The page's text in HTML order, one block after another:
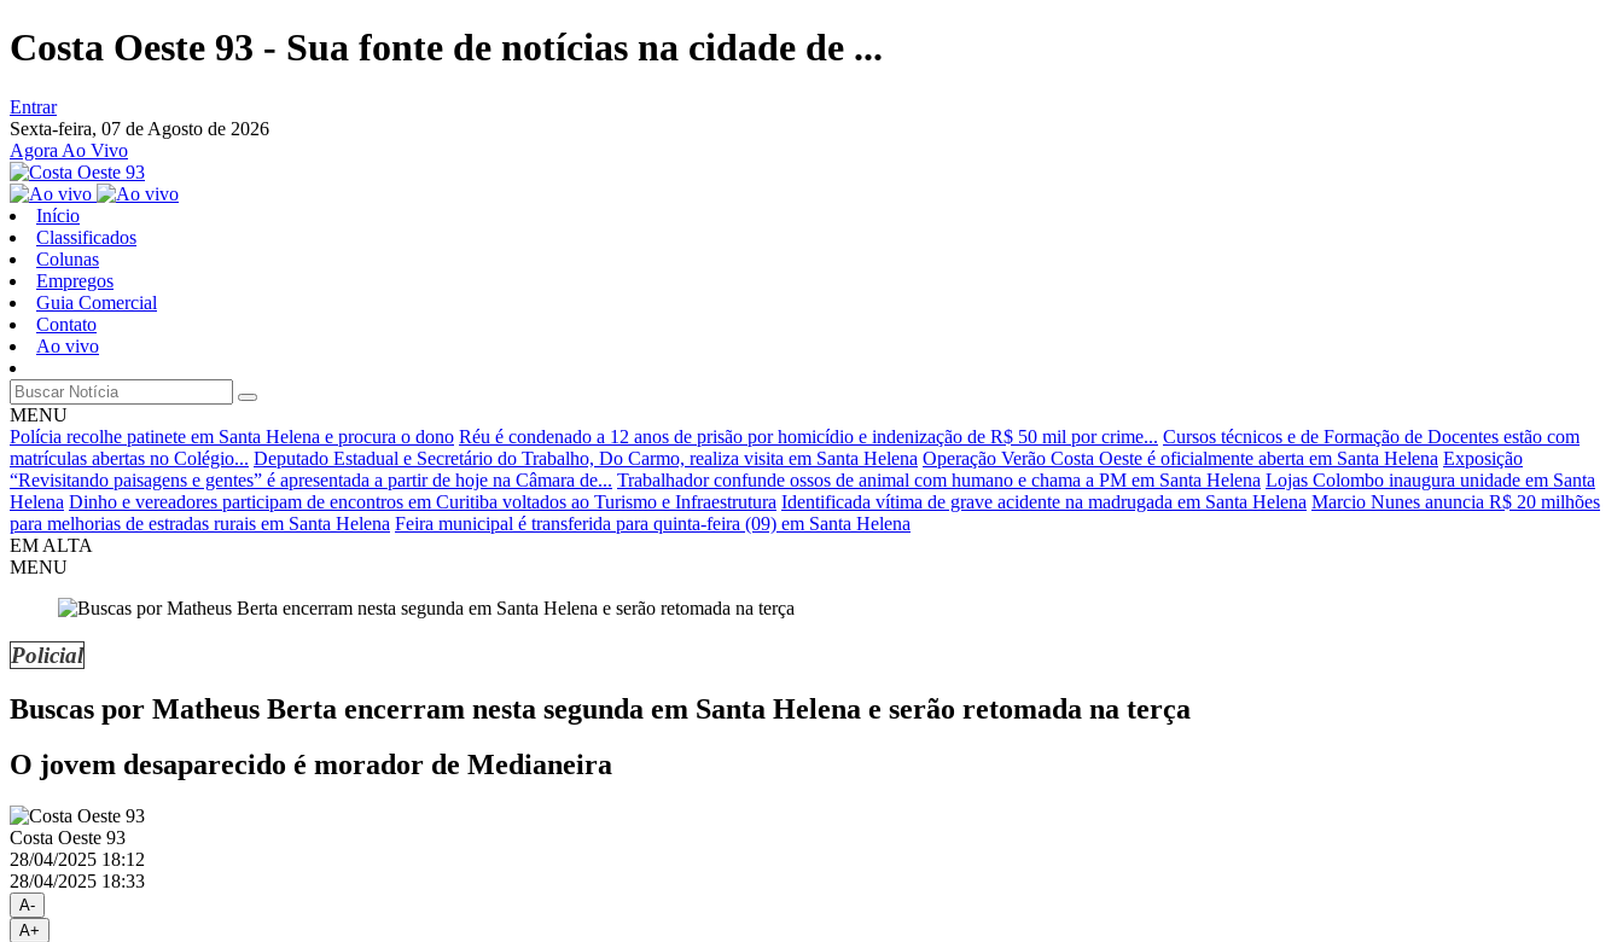
Costa Oeste 93 - Sua fonte de notícias na cidade de ...
Entrar
Sexta-feira, 07 de Agosto de 2026
Agora Ao Vivo
Início
Classificados
Colunas
Empregos
Guia Comercial
Contato
Ao vivo
MENU
Polícia recolhe patinete em Santa Helena e procura o dono Réu é condenado a 12 anos de prisão por homicídio e indenização de R$ 50 mil por crime... Cursos técnicos e de Formação de Docentes estão com
matrículas abertas no Colégio... Deputado Estadual e Secretário do Trabalho, Do Carmo, realiza visita em Santa Helena Operação Verão Costa Oeste é oficialmente aberta em Santa Helena Exposição
“Revisitando paisagens e gentes” é apresentada a partir de hoje na Câmara de... Trabalhador confunde ossos de animal com humano e chama a PM em Santa Helena Lojas Colombo inaugura unidade em Santa
Helena Dinho e vereadores participam de encontros em Curitiba voltados ao Turismo e Infraestrutura Identificada vítima de grave acidente na madrugada em Santa Helena Marcio Nunes anuncia R$ 20 milhões
para melhorias de estradas rurais em Santa Helena Feira municipal é transferida para quinta-feira (09) em Santa Helena
EM ALTA
MENU
Policial
Buscas por Matheus Berta encerram nesta segunda em Santa Helena e serão retomada na terça
O jovem desaparecido é morador de Medianeira
Costa Oeste 93
28/04/2025 18:12
28/04/2025 18:33
A-
A+